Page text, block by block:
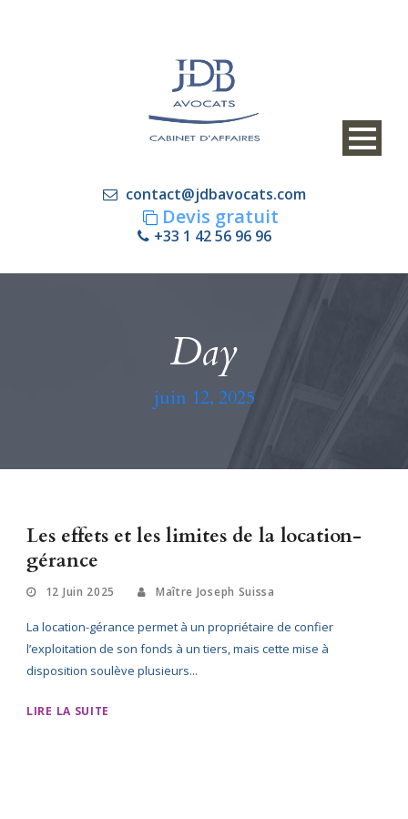
contact@jdbavocats.com
Devis gratuit
+33 1 42 56 96 96
Day
juin 12, 2025
Les effets et les limites de la location-
gérance
12 Juin 2025 Maître Joseph Suissa
La location-gérance permet à un propriétaire de confier
l’exploitation de son fonds à un tiers, mais cette mise à
disposition soulève plusieurs...
LIRE LA SUITE